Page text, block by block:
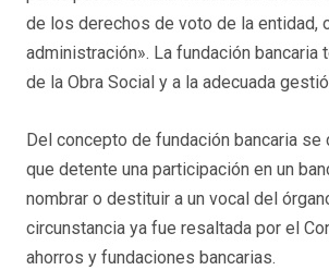
de los derechos de voto de la entidad,
administración». La fundación
de la Obra Social y a la adecuada
Del concepto de fundación bancaria
que detente una participación en un
nombrar o destituir a un vocal del
circunstancia ya fue resaltada por el
ahorros y fundaciones bancarias.